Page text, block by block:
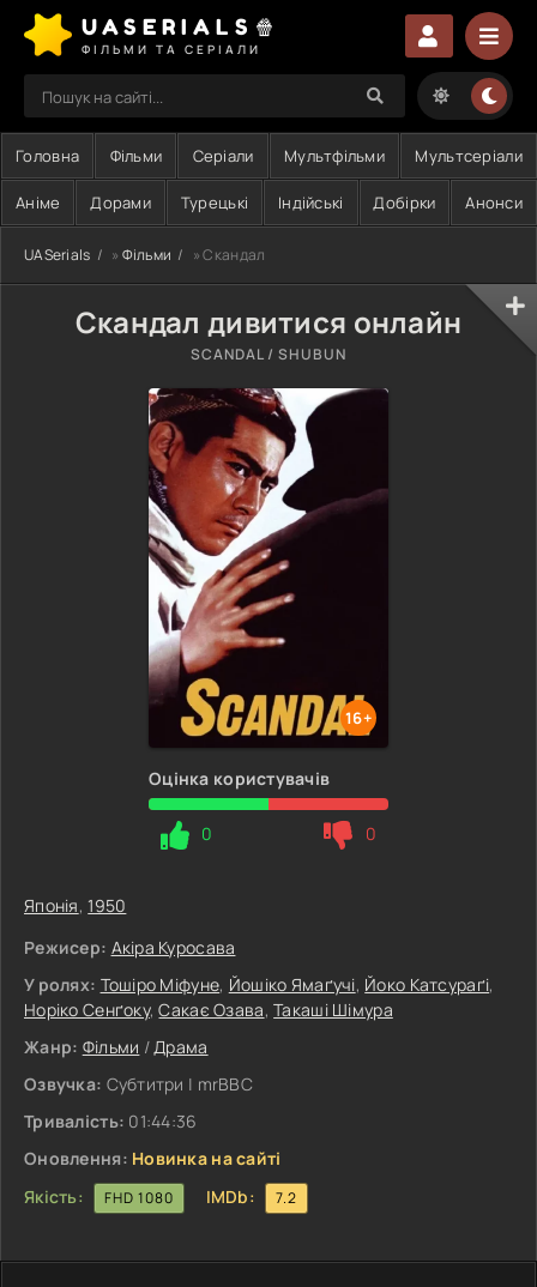
UASERIALS🍿
ФІЛЬМИ ТА СЕРІАЛИ
Головна Фільми Серіали Мультфільми Мультсеріали
Аніме Дорами Турецькі Індійські Добірки Анонси
UASerials » Фільми » Скандал
Скандал дивитися онлайн
SCANDAL / SHUBUN
16+
Оцінка користувачів
0 0
Японія,1950
Режисер: Акіра Куросава
У ролях: Тошіро Міфуне, Йошіко Ямаґучі, Йоко Катсураґі,
Норіко Сенґоку,Сакає Озава,Такаші Шімура
Жанр: Фільми /Драма
Озвучка: Субтитри | mrBBC
Тривалість: 01:44:36
Оновлення: Новинка на сайті
Якість:
FHD 1080 IMDb: 7.2